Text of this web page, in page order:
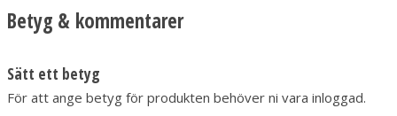
Simdjup:
1,5-2 m
Betyg & kommentarer
Sätt ett betyg
För att ange betyg för produkten behöver ni vara inloggad.